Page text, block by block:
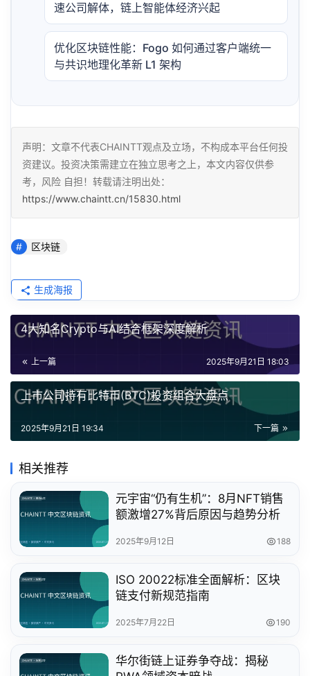
速公司解体，链上智能体经济兴起
优化区块链性能：Fogo 如何通过客户端统一
与共识地理化革新 L1 架构
声明：文章不代表CHAINTT观点及立场，不构成本平台任何投
资建议。投资决策需建立在独立思考之上，本文内容仅供参
考，风险 自担！转载请注明出处：
https://www.chaintt.cn/15830.html
区块链
生成海报
4大知名Crypto与AI结合框架深度解析
上一篇 2025年9月21日 18:03
上市公司持有比特币(BTC)投资组合大盘点
下一篇
2025年9月21日 19:34
相关推荐
元宇宙“仍有生机”：8月NFT销售
额激增27%背后原因与趋势分析
2025年9月12日 188
ISO 20022标准全面解析：区块
链支付新规范指南
2025年7月22日 190
华尔街链上证券争夺战：揭秘